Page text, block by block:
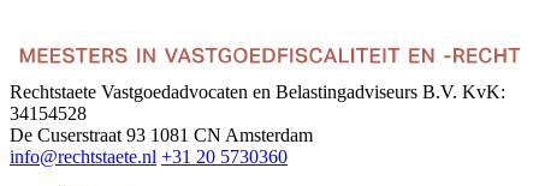
Rechtstaete Vastgoedadvocaten en Belastingadviseurs B.V. KvK:
34154528
De Cuserstraat 93 1081 CN Amsterdam
info@rechtstaete.nl +31 20 5730360